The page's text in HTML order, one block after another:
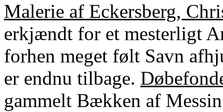
Malerie af Eckersberg,
erkjændt for et mesterligt
forhen meget følt Savn
er endnu tilbage.
gammelt Bækken af